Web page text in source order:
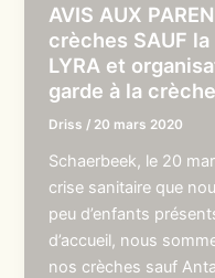
AVIS AUX
crèches SAUF la
LYRA et
garde à la
Driss / 20 mars 2020
Schaerbeek, le 20
crise sanitaire que
peu d’enfants
d’accueil, nous
nos crèches sauf